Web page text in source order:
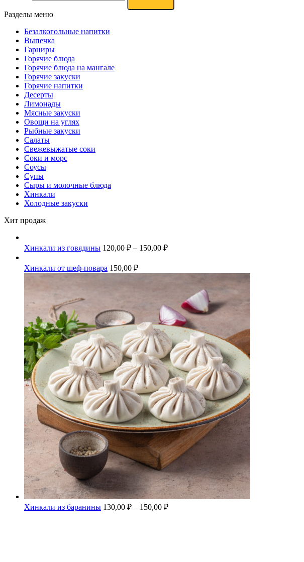
Разделы меню
Безалкогольные напитки
Выпечка
Гарниры
Горячие блюда
Горячие блюда на мангале
Горячие закуски
Горячие напитки
Десерты
Лимонады
Мясные закуски
Овощи на углях
Рыбные закуски
Салаты
Свежевыжатые соки
Соки и морс
Соусы
Супы
Сыры и молочные блюда
Хинкали
Холодные закуски
Хит продаж
Хинкали из говядины 120,00 ₽ – 150,00 ₽
Хинкали от шеф-повара 150,00 ₽
Хинкали из баранины 130,00 ₽ – 150,00 ₽